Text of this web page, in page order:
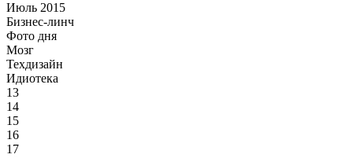
Июль 2015
Бизнес-линч
Фото дня
Мозг
Техдизайн
Идиотека
13
14
15
16
17